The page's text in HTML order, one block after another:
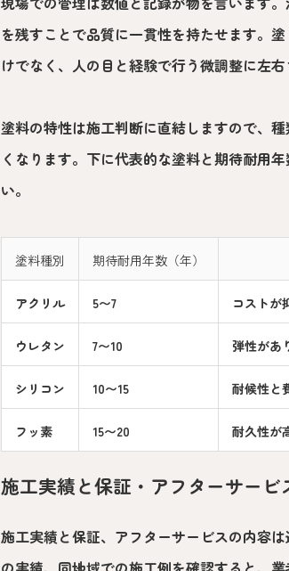
を残すことで品質に一貫性を持たせます。
けでなく、人の目と経験で行う微調整に左右
塗料の特性は施工判断に直結しますので、
くなります。下に代表的な塗料と期待耐用
い。
塗料種別 期待耐用年数（年）
アクリル 5〜7 コストが
ウレタン 7〜10 弾性があ
シリコン 10〜15 耐候性と
フッ素 15〜20 耐久性が
施工実績と保証・アフターサービ
施工実績と保証、アフターサービスの内容